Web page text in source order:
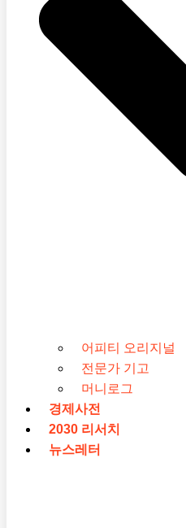
어피티 오리지널
전문가 기고
머니로그
경제사전
2030 리서치
뉴스레터